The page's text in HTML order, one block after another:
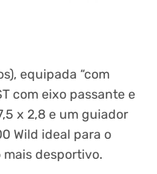
equipada “com
com eixo passante e
x 2,8 e um guiador
Wild ideal para o
desportivo.